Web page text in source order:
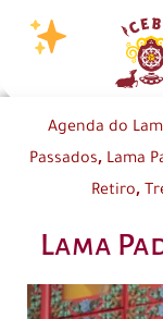
Agenda do
Passados, Lama
Retiro,
Lama